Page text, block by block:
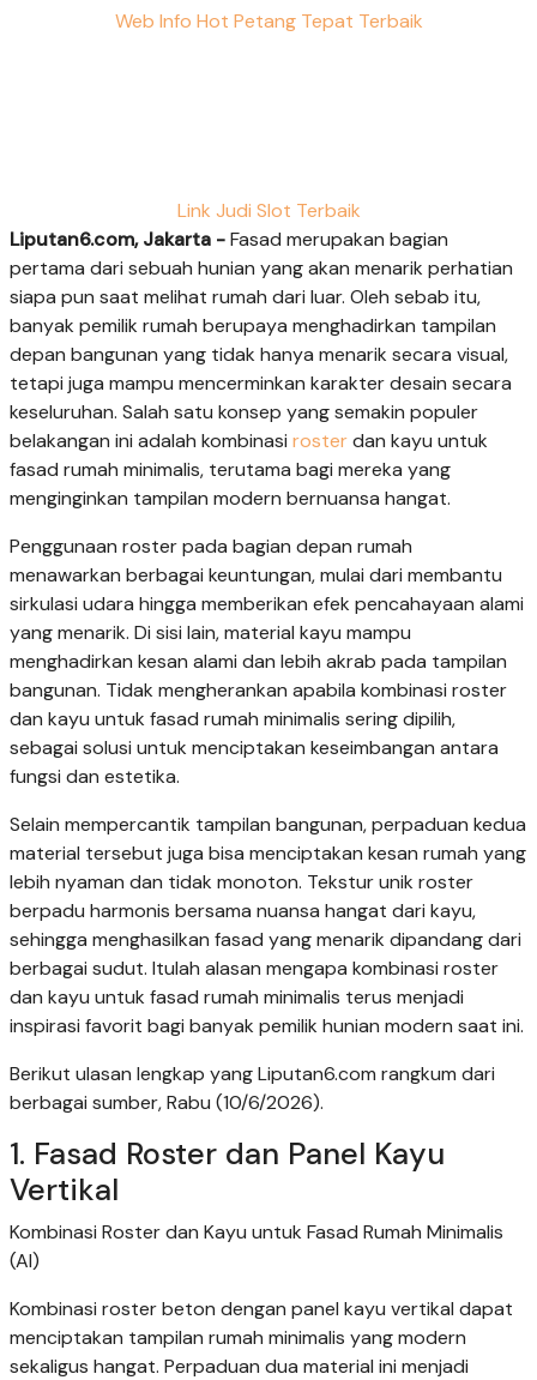
Web Info Hot Petang Tepat Terbaik
Link Judi Slot Terbaik
Liputan6.com, Jakarta -Fasad merupakan bagian
pertama dari sebuah hunian yang akan menarik perhatian
siapa pun saat melihat rumah dari luar. Oleh sebab itu,
banyak pemilik rumah berupaya menghadirkan tampilan
depan bangunan yang tidak hanya menarik secara visual,
tetapi juga mampu mencerminkan karakter desain secara
keseluruhan. Salah satu konsep yang semakin populer
belakangan ini adalah kombinasi rosterdan kayu untuk
fasad rumah minimalis, terutama bagi mereka yang
menginginkan tampilan modern bernuansa hangat.
Penggunaan roster pada bagian depan rumah
menawarkan berbagai keuntungan, mulai dari membantu
sirkulasi udara hingga memberikan efek pencahayaan alami
yang menarik. Di sisi lain, material kayu mampu
menghadirkan kesan alami dan lebih akrab pada tampilan
bangunan. Tidak mengherankan apabila kombinasi roster
dan kayu untuk fasad rumah minimalis sering dipilih,
sebagai solusi untuk menciptakan keseimbangan antara
fungsi dan estetika.
Selain mempercantik tampilan bangunan, perpaduan kedua
material tersebut juga bisa menciptakan kesan rumah yang
lebih nyaman dan tidak monoton. Tekstur unik roster
berpadu harmonis bersama nuansa hangat dari kayu,
sehingga menghasilkan fasad yang menarik dipandang dari
berbagai sudut. Itulah alasan mengapa kombinasi roster
dan kayu untuk fasad rumah minimalis terus menjadi
inspirasi favorit bagi banyak pemilik hunian modern saat ini.
Berikut ulasan lengkap yang Liputan6.com rangkum dari
berbagai sumber, Rabu (10/6/2026).
1. Fasad Roster dan Panel Kayu
Vertikal
Kombinasi Roster dan Kayu untuk Fasad Rumah Minimalis
(AI)
Kombinasi roster beton dengan panel kayu vertikal dapat
menciptakan tampilan rumah minimalis yang modern
sekaligus hangat. Perpaduan dua material ini menjadi